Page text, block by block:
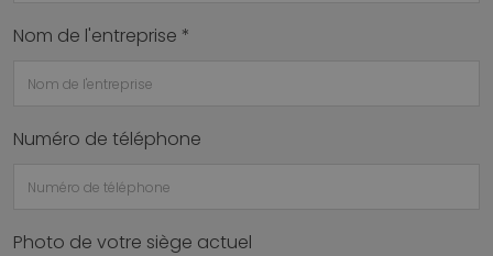
Nom de l'entreprise *
Numéro de téléphone
Photo de votre siège actuel